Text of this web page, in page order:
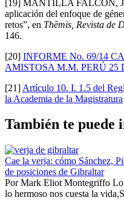
[19] MANTILLA FALCÓN,
aplicación del enfoque de
retos”, en Thēmis, Revista de
146.
[20] INFORME No. 69/14
AMISTOSA M.M. PERÚ 25
[21] Artículo 10. I. 1.5 del
la Academia de la Magistratura
También te puede
Cae la verja: cómo Sánchez,
de posiciones de Gibraltar
Por Mark Eliot Montegriffo Lo
lo hermoso nos cuesta la